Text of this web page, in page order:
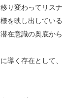
り変わってリス
を映し出してい
在意識の奥底から
導く存在として